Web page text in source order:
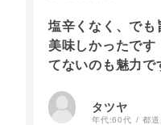
塩辛くなく、でも
美味しかったです
てないのも魅力で
タツヤ
年代:60代 都道